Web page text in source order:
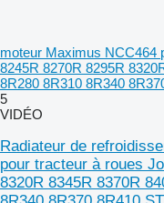
moteur Maximus NCC464
8245R 8270R 8295R
8R280 8R310 8R340
5
VIDÉO
Radiateur de
pour tracteur à roues
8320R 8345R 8370R